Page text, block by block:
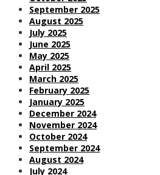
September 2025
August 2025
July 2025
June 2025
May 2025
April 2025
March 2025
February 2025
January 2025
December 2024
November 2024
October 2024
September 2024
August 2024
July 2024